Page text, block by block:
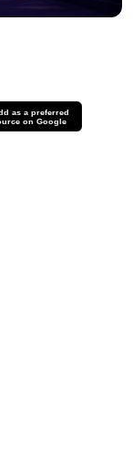
as a preferred
on Google